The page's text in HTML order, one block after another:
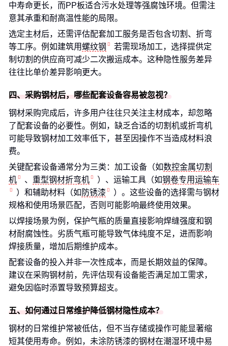
中寿命更长，而PP板适合污水处理等强腐蚀环境。但需注
意其承重和耐高温性能的局限。
选定主材后，还需评估配套加工服务是否包含切割、折弯
等工序。例如建筑用 螺纹钢
若需现场加工，选择提供定
制切割的供应商可减少二次搬运成本。这种隐性服务差异
往往比单价差异影响更大。
四、采购钢材后，哪些配套设备容易被忽视？
钢材采购完成后，许多用户往往只关注主材成本，却忽略
了配套设备的必要性。例如，缺乏合适的切割机或折弯机
可能导致钢材加工效率低下，甚至因操作不当造成材料浪
费。
关键配套设备通常分为三类：加工设备（如数控金属切割
机
、 重型钢材折弯机 ）、运输工具（如钢卷专用运输车
）和辅助材料（如 防锈漆
）。这些设备的选择需与钢材
规格和使用场景匹配，否则可能影响最终使用效果。
以焊接场景为例，保护气瓶的质量直接影响焊缝强度和钢
材耐腐蚀性。劣质气瓶可能导致气体纯度不足，进而影响
焊接质量，增加后期维护成本。
配套设备的投入并非一次性成本，而是长期效益的保障。
建议在采购钢材前，先评估现有设备能否满足加工需求，
避免因临时添置导致预算超支。
五、如何通过日常维护降低钢材隐性成本？
钢材的日常维护常被低估，但不当存储或操作可能显著缩
短其使用寿命。例如，未涂防锈漆的钢材在潮湿环境中易